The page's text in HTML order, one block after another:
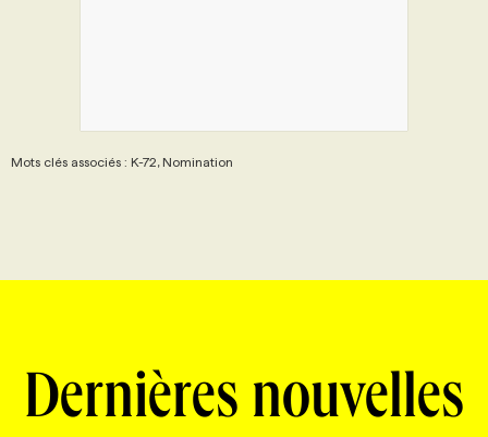
Mots clés associés : K-72, Nomination
Dernières nouvelles